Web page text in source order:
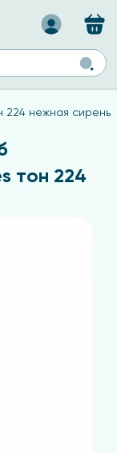
кожи
кожи
224 нежная сирень
тон 224